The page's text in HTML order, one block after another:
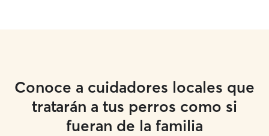
Conoce a cuidadores locales que
tratarán a tus perros como si
fueran de la familia